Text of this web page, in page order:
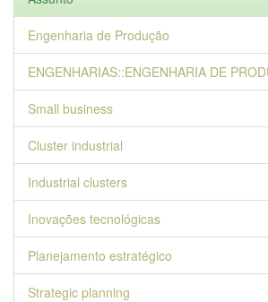
Engenharia de Produção
ENGENHARIAS::ENGENHARIA DE
Small business
Cluster industrial
Industrial clusters
Inovações tecnológicas
Planejamento estratégico
Strategic planning